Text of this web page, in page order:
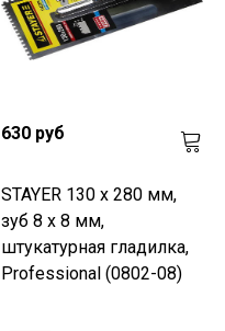
630 руб
STAYER 130 х 280 мм,
зуб 8 х 8 мм,
штукатурная гладилка,
Professional (0802-08)